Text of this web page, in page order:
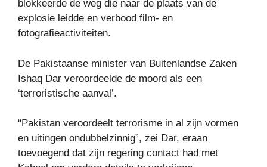
blokkeerde de weg die naar de plaats van de
explosie leidde en verbood film- en
fotografieactiviteiten.
De Pakistaanse minister van Buitenlandse Zaken
Ishaq Dar veroordeelde de moord als een
‘terroristische aanval’.
“Pakistan veroordeelt terrorisme in al zijn vormen
en uitingen ondubbelzinnig”, zei Dar, eraan
toevoegend dat zijn regering contact had met